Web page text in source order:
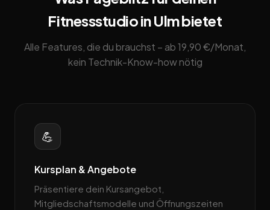
Fitnessstudio in Ulm bietet
Alle Features, die du brauchst – ab 19,90 €/Monat,
kein Technik-Know-how nötig
💪
Kursplan & Angebote
Präsentiere dein Kursangebot,
Mitgliedschaftsmodelle und Öffnungszeiten